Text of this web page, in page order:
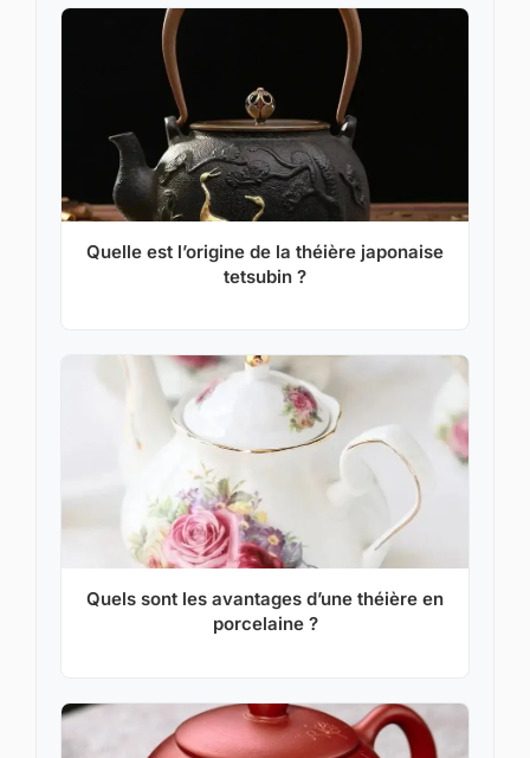
Quelle est l’origine de la théière japonaise
tetsubin ?
Quels sont les avantages d’une théière en
porcelaine ?